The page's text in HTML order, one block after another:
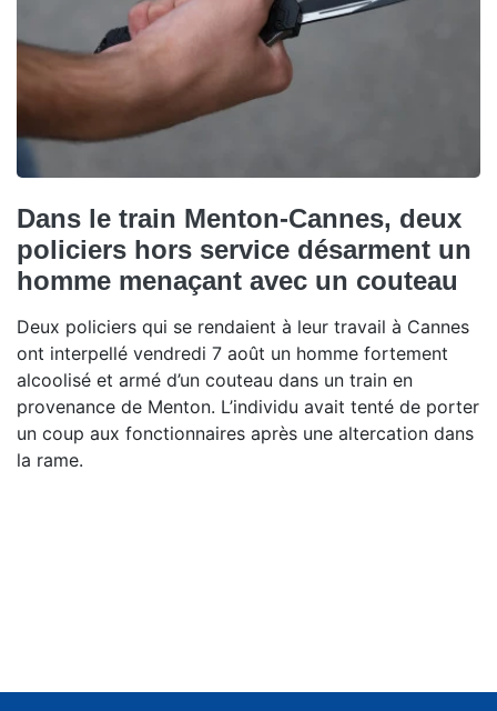
Dans le train Menton-Cannes, deux
policiers hors service désarment un
homme menaçant avec un couteau
Deux policiers qui se rendaient à leur travail à Cannes
ont interpellé vendredi 7 août un homme fortement
alcoolisé et armé d’un couteau dans un train en
provenance de Menton. L’individu avait tenté de porter
un coup aux fonctionnaires après une altercation dans
la rame.